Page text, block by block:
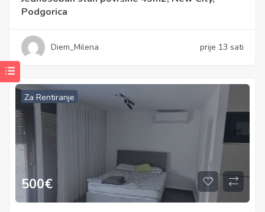
Podgorica
Diem_Milena prije 13 sati
Za Rentiranje
500€